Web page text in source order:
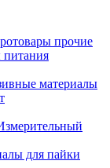
прочие
материалы
для пайки